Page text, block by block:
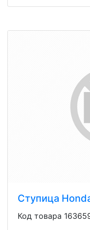
Ступица
Код товара